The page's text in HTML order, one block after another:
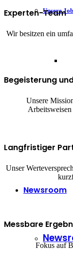
Unsere
Newsroom
Experten-Team
Wir besitzen ein
Begeisterung
Unsere
Langfristiger
Unser
Messbare
Fokus auf